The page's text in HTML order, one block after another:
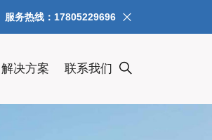
服务热线：17805229696
解决方案 联系我们